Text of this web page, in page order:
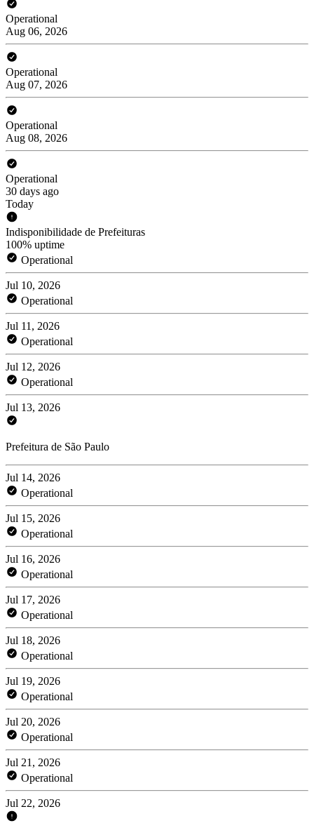
Operational
Aug 06, 2026
Operational
Aug 07, 2026
Operational
Aug 08, 2026
Operational
30 days ago
Today
Indisponibilidade de Prefeituras
100% uptime
Operational
Jul 10, 2026
Operational
Jul 11, 2026
Operational
Jul 12, 2026
Operational
Jul 13, 2026
Prefeitura de São Paulo
Jul 14, 2026
Operational
Jul 15, 2026
Operational
Jul 16, 2026
Operational
Jul 17, 2026
Operational
Jul 18, 2026
Operational
Jul 19, 2026
Operational
Jul 20, 2026
Operational
Jul 21, 2026
Operational
Jul 22, 2026